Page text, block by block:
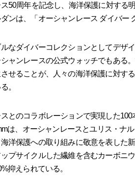
50周年を記念し、海洋保護に対する
ンは、「オーシャンレース ダイバー
なダイバーコレクションとしてデザ
ャンレースの公式ウォッチでもある
せることが、人々の海洋保護に対す
。
とのコラボレーションで実現した
は、オーシャンレースとユリス・ナ
洋保護への取り組みに敬意を表した
プサイクルした繊維を含むカーボニ
抑えられている。